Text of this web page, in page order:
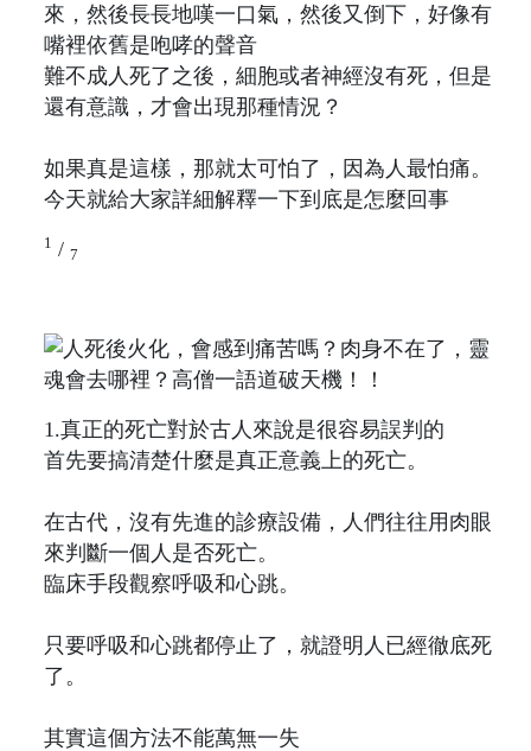
來，然後長長地嘆一口氣，然後又倒下，好像有
嘴裡依舊是咆哮的聲音
難不成人死了之後，細胞或者神經沒有死，但是
還有意識，才會出現那種情況？
如果真是這樣，那就太可怕了，因為人最怕痛。
今天就給大家詳細解釋一下到底是怎麼回事
1 / 7
1.真正的死亡對於古人來說是很容易誤判的
首先要搞清楚什麼是真正意義上的死亡。
在古代，沒有先進的診療設備，人們往往用肉眼
來判斷一個人是否死亡。
臨床手段觀察呼吸和心跳。
只要呼吸和心跳都停止了，就證明人已經徹底死
了。
其實這個方法不能萬無一失